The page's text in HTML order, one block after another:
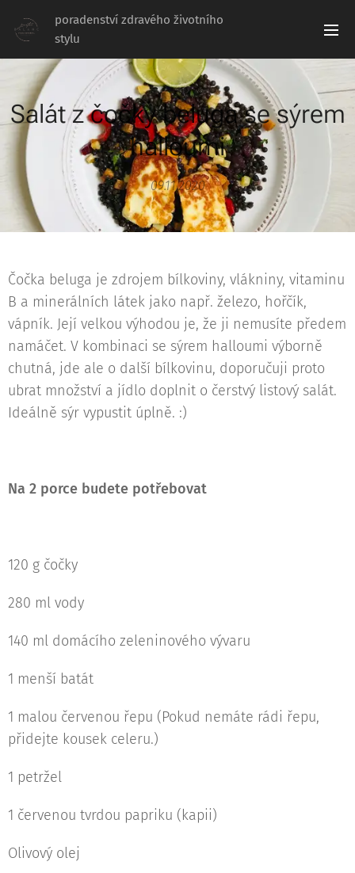
poradenství zdravého životního
stylu
Salát z čočky beluga se sýrem
halloumi
09.11.2020
Čočka beluga je zdrojem bílkoviny, vlákniny, vitaminu
B a minerálních látek jako např. železo, hořčík,
vápník. Její velkou výhodou je, že ji nemusíte předem
namáčet. V kombinaci se sýrem halloumi výborně
chutná, jde ale o další bílkovinu, doporučuji proto
ubrat množství a jídlo doplnit o čerstvý listový salát.
Ideálně sýr vypustit úplně. :)
Na 2 porce budete potřebovat
120 g čočky
280 ml vody
140 ml domácího zeleninového vývaru
1 menší batát
1 malou červenou řepu (Pokud nemáte rádi řepu,
přidejte kousek celeru.)
1 petržel
1 červenou tvrdou papriku (kapii)
Olivový olej